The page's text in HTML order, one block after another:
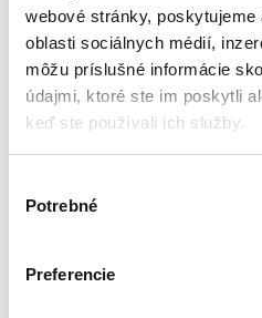
webové stránky,
oblasti sociálnych médií,
môžu príslušné informácie
údajmi, ktoré ste im poskytli
keď ste používali ich služby.
súhlasu
Potrebné
Preferencie